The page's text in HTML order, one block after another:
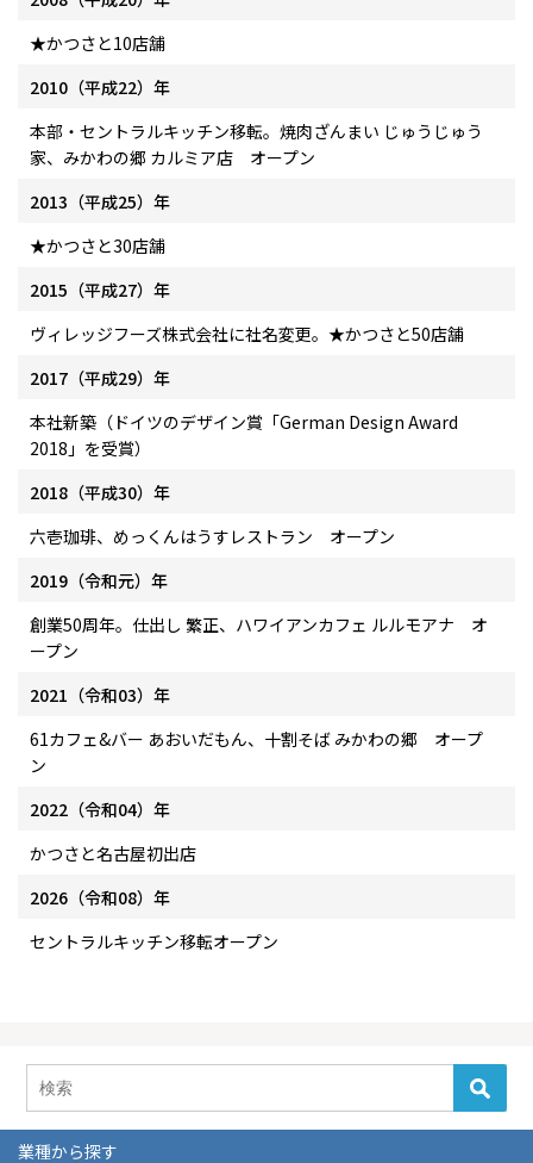
★かつさと10店舗
2010（平成22）年
本部・セントラルキッチン移転。焼肉ざんまい じゅうじゅう
家、みかわの郷 カルミア店 オープン
2013（平成25）年
★かつさと30店舗
2015（平成27）年
ヴィレッジフーズ株式会社に社名変更。★かつさと50店舗
2017（平成29）年
本社新築（ドイツのデザイン賞「German Design Award
2018」を受賞）
2018（平成30）年
六壱珈琲、めっくんはうすレストラン オープン
2019（令和元）年
創業50周年。仕出し 繁正、ハワイアンカフェ ルルモアナ オ
ープン
2021（令和03）年
61カフェ&バー あおいだもん、十割そば みかわの郷 オープ
ン
2022（令和04）年
かつさと名古屋初出店
2026（令和08）年
セントラルキッチン移転オープン
業種から探す